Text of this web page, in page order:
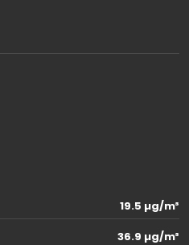
19.5 µg/m³
36.9 µg/m³